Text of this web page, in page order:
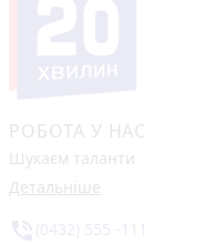
РОБОТА У НАС
Шукаєм таланти
Детальніше